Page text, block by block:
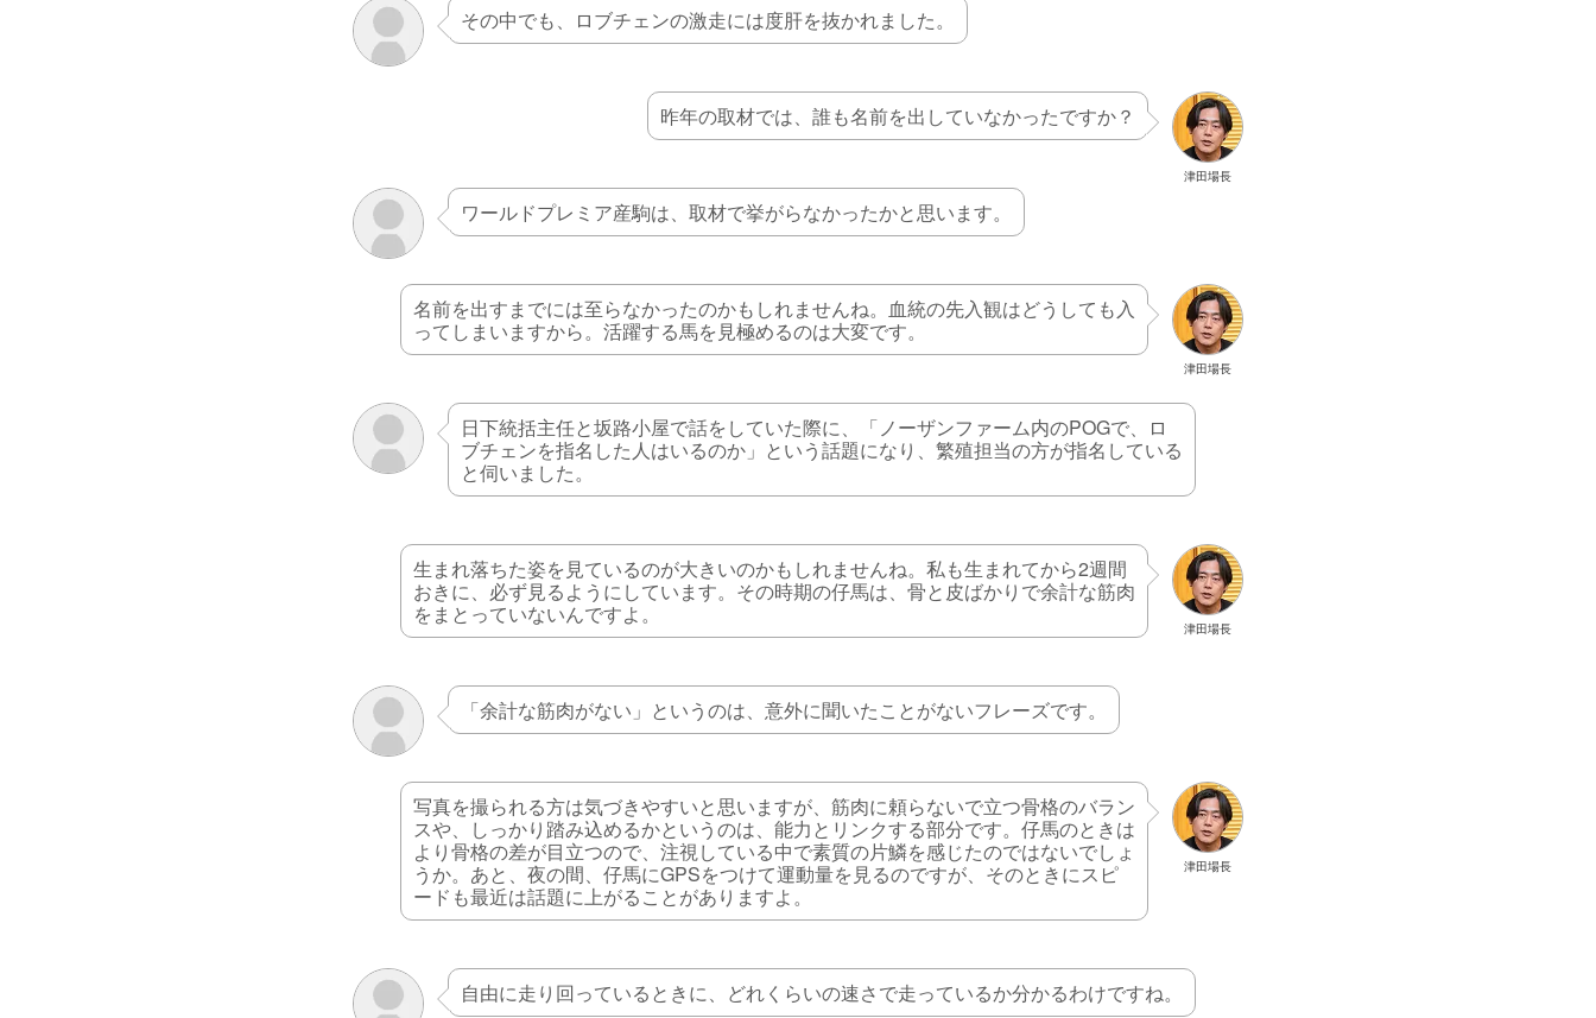
その中でも、ロブチェンの激走には度肝を抜かれました。
津田場長
昨年の取材では、誰も名前を出していなかったですか？
ワールドプレミア産駒は、取材で挙がらなかったかと思います。
津田場長
名前を出すまでには至らなかったのかもしれませんね。血統の先入観はどうしても入
ってしまいますから。活躍する馬を見極めるのは大変です。
日下統括主任と坂路小屋で話をしていた際に、「ノーザンファーム内のPOGで、ロ
ブチェンを指名した人はいるのか」という話題になり、繁殖担当の方が指名している
と伺いました。
津田場長
生まれ落ちた姿を見ているのが大きいのかもしれませんね。私も生まれてから2週間
おきに、必ず見るようにしています。その時期の仔馬は、骨と皮ばかりで余計な筋肉
をまとっていないんですよ。
「余計な筋肉がない」というのは、意外に聞いたことがないフレーズです。
津田場長
写真を撮られる方は気づきやすいと思いますが、筋肉に頼らないで立つ骨格のバラン
スや、しっかり踏み込めるかというのは、能力とリンクする部分です。仔馬のときは
より骨格の差が目立つので、注視している中で素質の片鱗を感じたのではないでしょ
うか。あと、夜の間、仔馬にGPSをつけて運動量を見るのですが、そのときにスピ
ードも最近は話題に上がることがありますよ。
自由に走り回っているときに、どれくらいの速さで走っているか分かるわけですね。